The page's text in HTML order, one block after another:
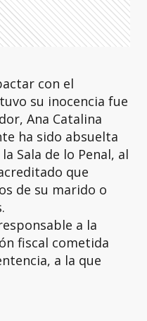
con el
su inocencia fue
Ana Catalina
ha sido absuelta
Sala de lo Penal, al
que
de su marido o
a la
fiscal cometida
a la que